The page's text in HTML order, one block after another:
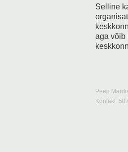
Selline
aga võib
Peep
Kontakt: